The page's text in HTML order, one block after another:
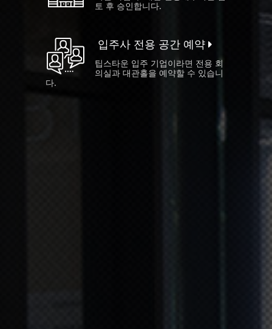
토 후 승인합니다.
입주사 전용 공간 예약
팁스타운 입주 기업이라면 전용 회
의실과 대관홀을 예약할 수 있습니
다.